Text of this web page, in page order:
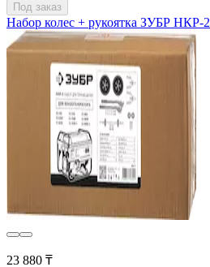
Под заказ
Набор колес + рукоятка ЗУБР НКР-2
23 880 ₸